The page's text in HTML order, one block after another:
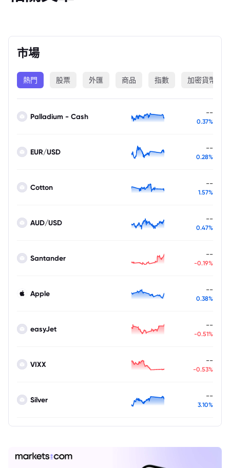
市場
熱門 股票 外匯 商品 指數 加密貨幣
Palladium - Cash --
0.37%
EUR/USD --
0.28%
Cotton --
1.57%
AUD/USD --
0.47%
Santander --
-0.19%
Apple --
0.38%
easyJet --
-0.51%
VIXX --
-0.53%
Silver --
3.10%